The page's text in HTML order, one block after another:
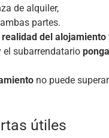
de alquiler,
partes.
del alojamiento
el subarrendatario
no puede
útiles